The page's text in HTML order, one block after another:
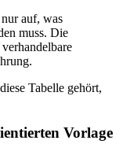
auf, was
muss. Die
Tabelle gehört,
Vorlage